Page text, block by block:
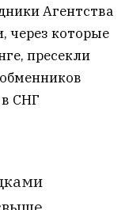
Агентства
через которые
пресекли
СНГ